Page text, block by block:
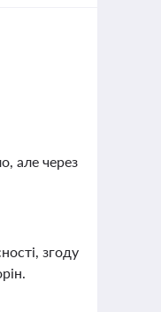
але через
згоду